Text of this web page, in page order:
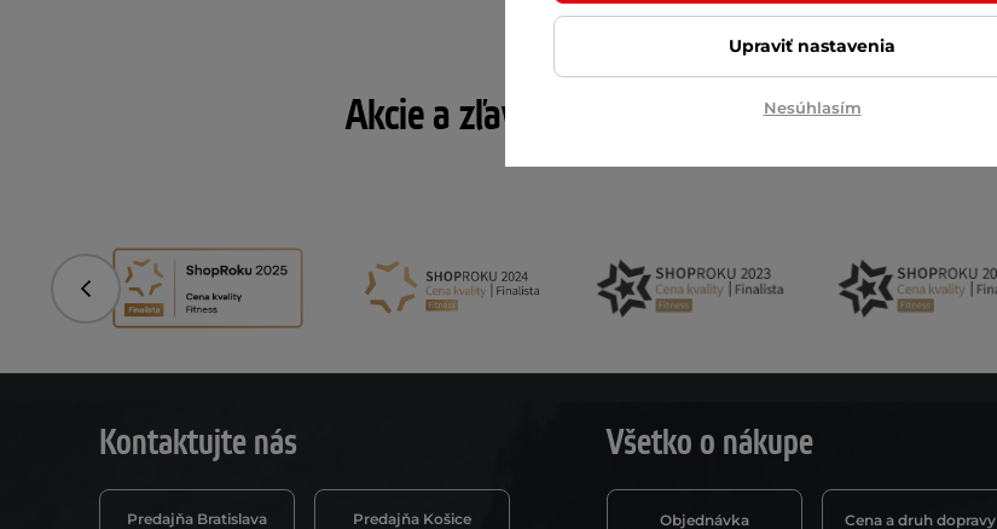
Akcie a zľavy na email
Akčný newsletter
Predchádzajúci
Kontaktujte nás
Predajňa Bratislava Predajňa Košice
Všetko o nákupe
Objednávka Cena a druh dopravy
Upraviť nastavenia
Nesúhlasím